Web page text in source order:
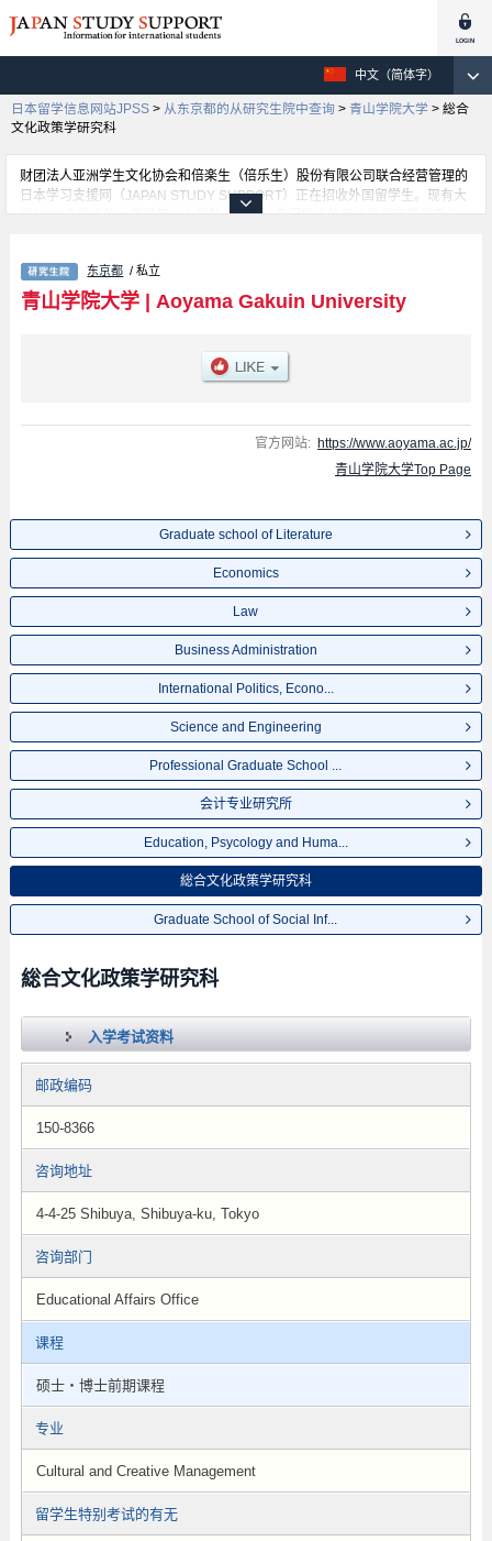
中文（简体字）
日本留学信息网站JPSS > 从东京都的从研究生院中查询 > 青山学院大学 > 総合
文化政策学研究科
财团法人亚洲学生文化协会和倍楽生（倍乐生）股份有限公司联合经营管理的
日本学习支援网（JAPAN STUDY SUPPORT）正在招收外国留学生。现有大
约1300个学校的大学学部、大学院、短大、专门学校的招生信息正登载于此
Literature、Economics、Law、Business Administration、International
Politics, Economics and Communication、Science and Engineering、
Professional Graduate School of International Management、会计专业研究
Graduate School of Social Informatics等各研究科的不同信息。招收名额、合
格人数等考试信息，以及设施介绍、联系方式等外国留学生必要的信息都登载
东京都 / 私立
青山学院大学| Aoyama Gakuin University
官方网站: https://www.aoyama.ac.jp/
青山学院大学Top Page
Graduate school of Literature
Economics
Law
Business Administration
International Politics, Econo...
Science and Engineering
Professional Graduate School ...
会计专业研究所
Education, Psycology and Huma...
総合文化政策学研究科
Graduate School of Social Inf...
総合文化政策学研究科
入学考试资料
邮政编码
150-8366
咨询地址
4-4-25 Shibuya, Shibuya-ku, Tokyo
咨询部门
Educational Affairs Office
课程
硕士・博士前期课程
专业
Cultural and Creative Management
留学生特别考试的有无